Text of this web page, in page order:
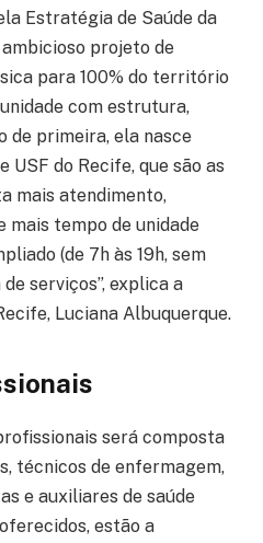
Estratégia de Saúde da
projeto de
para 100% do território
com estrutura,
de primeira, ela nasce
USF do Recife, que são as
mais atendimento,
mais tempo de unidade
(de 7h às 19h, sem
serviços”, explica a
Luciana Albuquerque.
será composta
técnicos de enfermagem,
e auxiliares de saúde
estão a